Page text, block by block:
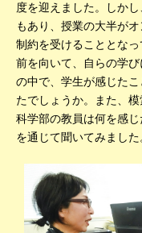
度を迎えました。しか
もあり、授業の大半が
制約を受けることとな
前を向いて、自らの学
の中で、学生が感じた
たでしょうか。また、
科学部の教員は何を感
を通じて聞いてみました